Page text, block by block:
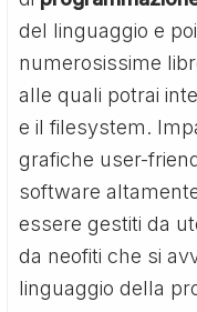
del linguaggio e
numerosissime
alle quali potrai
e il filesystem.
grafiche user-
software
essere gestiti da
da neofiti che si
linguaggio della